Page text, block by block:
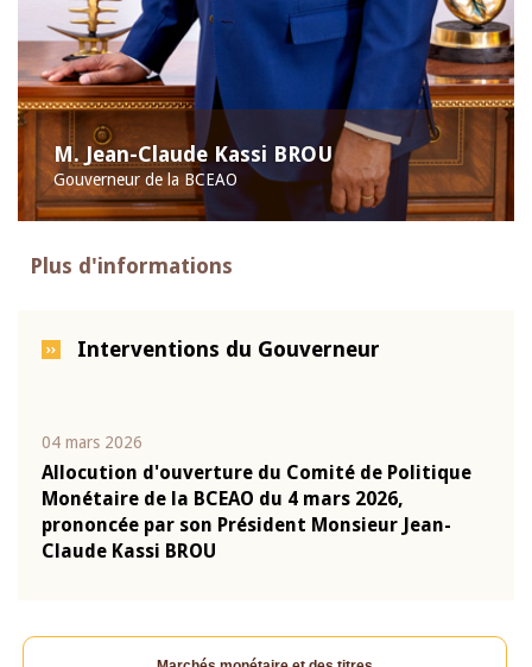
M. Jean-Claude Kassi BROU
Gouverneur de la BCEAO
Plus d'informations
Interventions du Gouverneur
04 mars 2026
Allocution d'ouverture du Comité de Politique
Monétaire de la BCEAO du 4 mars 2026,
prononcée par son Président Monsieur Jean-
Claude Kassi BROU